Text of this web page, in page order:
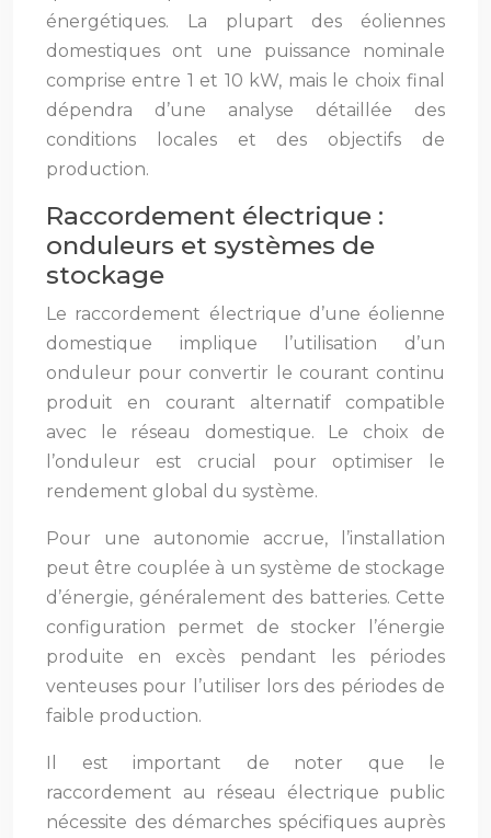
énergétiques. La plupart des éoliennes
domestiques ont une puissance nominale
comprise entre 1 et 10 kW, mais le choix final
dépendra d’une analyse détaillée des
conditions locales et des objectifs de
production.
Raccordement électrique :
onduleurs et systèmes de
stockage
Le raccordement électrique d’une éolienne
domestique implique l’utilisation d’un
onduleur pour convertir le courant continu
produit en courant alternatif compatible
avec le réseau domestique. Le choix de
l’onduleur est crucial pour optimiser le
rendement global du système.
Pour une autonomie accrue, l’installation
peut être couplée à un système de stockage
d’énergie, généralement des batteries. Cette
configuration permet de stocker l’énergie
produite en excès pendant les périodes
venteuses pour l’utiliser lors des périodes de
faible production.
Il est important de noter que le
raccordement au réseau électrique public
nécessite des démarches spécifiques auprès